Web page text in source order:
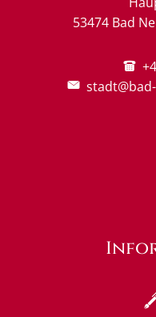
53474 Bad